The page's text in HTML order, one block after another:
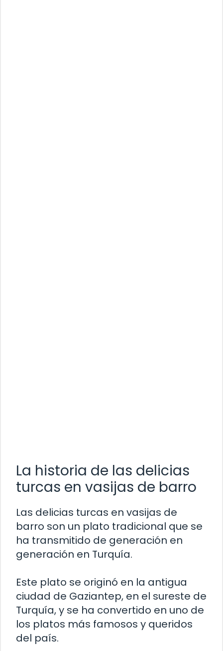
La historia de las delicias
turcas en vasijas de barro
Las delicias turcas en vasijas de
barro son un plato tradicional que se
ha transmitido de generación en
generación en Turquía.
Este plato se originó en la antigua
ciudad de Gaziantep, en el sureste de
Turquía, y se ha convertido en uno de
los platos más famosos y queridos
del país.